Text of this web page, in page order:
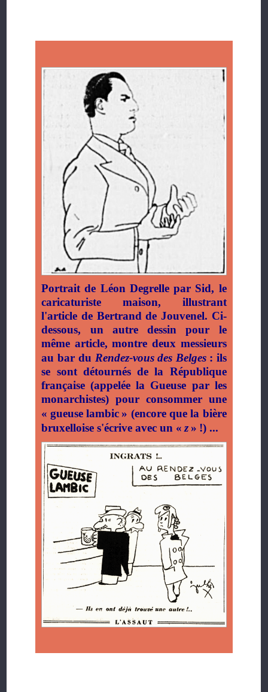
Portrait de Léon Degrelle par Sid, le
caricaturiste maison, illustrant
l'article de Bertrand de Jouvenel. Ci-
dessous, un autre dessin pour le
même article, montre deux messieurs
au bar du Rendez-vous des Belges : ils
se sont détournés de la République
française (appelée la Gueuse par les
monarchistes) pour consommer une
« gueuse lambic » (encore que la bière
bruxelloise s'écrive avec un « z » !) ...